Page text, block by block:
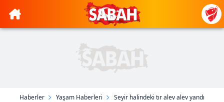
Haberler Yaşam Haberleri
Seyir halindeki tır alev alev yandı